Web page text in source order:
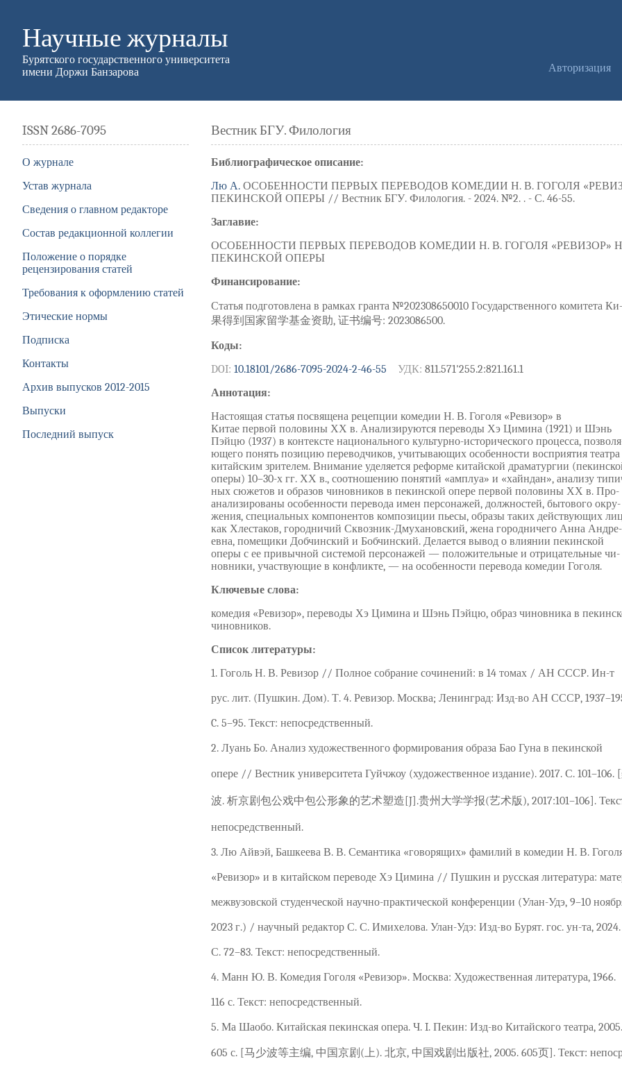
Научные журналы
Бурятского государственного университета
имени Доржи Банзарова
Авторизация
ISSN 2686-7095
О журнале
Устав журнала
Сведения о главном редакторе
Состав редакционной коллегии
Положение о порядке
рецензирования статей
Требования к оформлению статей
Этические нормы
Подписка
Контакты
Архив выпусков 2012-2015
Выпуски
Последний выпуск
Вестник БГУ. Филология
Библиографическое описание:
Лю А. ОСОБЕННОСТИ ПЕРВЫХ ПЕРЕВОДОВ КОМЕДИИ Н. В. ГОГОЛЯ
ПЕКИНСКОЙ ОПЕРЫ // Вестник БГУ. Филология. - 2024. №2. . - С. 46-55.
Заглавие:
ОСОБЕННОСТИ ПЕРВЫХ ПЕРЕВОДОВ КОМЕДИИ Н. В. ГОГОЛЯ
ПЕКИНСКОЙ ОПЕРЫ
Финансирование:
Статья подготовлена в рамках гранта №202308650010 Государственного комитета
果得到国家留学基金资助, 证书编号: 2023086500.
Коды:
DOI: 10.18101/2686-7095-2024-2-46-55 УДК: 811.571'255.2:821.161.1
Аннотация:
Настоящая статья посвящена рецепции комедии Н. В. Гоголя «Ревизор» в
Китае первой половины ХХ в. Анализируются переводы Хэ Цимина (1921) и Шэнь
Пэйцю (1937) в контексте национального культурно-исторического процесса,
ющего понять позицию переводчиков, учитывающих особенности восприятия театра
китайским зрителем. Внимание уделяется реформе китайской драматургии
оперы) 10–30-х гг. ХХ в., соотношению понятий «амплуа» и «хайндан», анализу
ных сюжетов и образов чиновников в пекинской опере первой половины ХХ в. Про-
анализированы особенности перевода имен персонажей, должностей, бытового окру-
жения, специальных компонентов композиции пьесы, образы таких действующих
как Хлестаков, городничий Сквозник-Дмухановский, жена городничего Анна Андре-
евна, помещики Добчинский и Бобчинский. Делается вывод о влиянии пекинской
оперы с ее привычной системой персонажей — положительные и отрицательные чи-
новники, участвующие в конфликте, — на особенности перевода комедии Гоголя.
Ключевые слова:
комедия «Ревизор», переводы Хэ Цимина и Шэнь Пэйцю, образ чиновника в
чиновников.
Список литературы:
1. Гоголь Н. В. Ревизор // Полное собрание сочинений: в 14 томах / АН СССР. Ин-т
рус. лит. (Пушкин. Дом). Т. 4. Ревизор. Москва; Ленинград: Изд-во АН СССР,
C. 5–95. Текст: непосредственный.
2. Луань Бо. Анализ художественного формирования образа Бао Гуна в пекинской
опере // Вестник университета Гуйчжоу (художественное издание). 2017. С. 101–106.
波. 析京剧包公戏中包公形象的艺术塑造[J].贵州大学学报(艺术版), 2017:101–106].
непосредственный.
3. Лю Айвэй, Башкеева В. В. Семантика «говорящих» фамилий в комедии Н. В.
«Ревизор» и в китайском переводе Хэ Цимина // Пушкин и русская литература:
межвузовской студенческой научно-практической конференции (Улан-Удэ, 9–10
2023 г.) / научный редактор С. С. Имихелова. Улан-Удэ: Изд-во Бурят. гос. ун-та, 2024.
С. 72–83. Текст: непосредственный.
4. Манн Ю. В. Комедия Гоголя «Ревизор». Москва: Художественная литература, 1966.
116 с. Текст: непосредственный.
5. Ма Шаобо. Китайская пекинская опера. Ч. I. Пекин: Изд-во Китайского театра, 2005.
605 с. [马少波等主编, 中国京剧(上). 北京, 中国戏剧出版社, 2005. 605页]. Текст: